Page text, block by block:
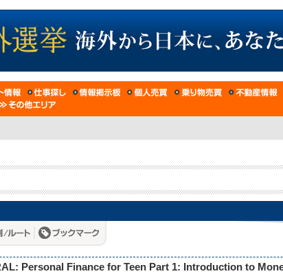
Personal Finance for Teen Part 1: Introduction to